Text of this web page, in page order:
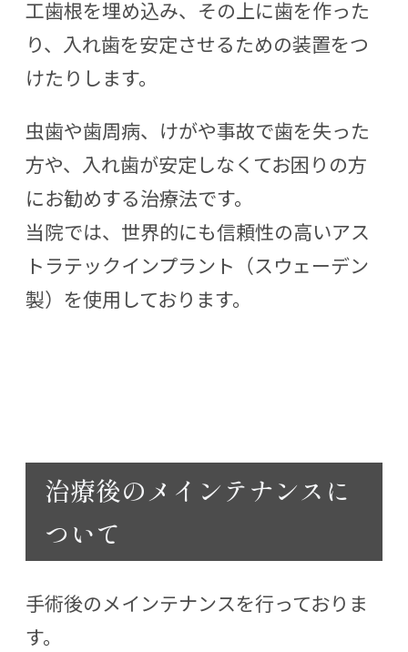
工歯根を埋め込み、その上に歯を作った
り、入れ歯を安定させるための装置をつ
けたりします。
虫歯や歯周病、けがや事故で歯を失った
方や、入れ歯が安定しなくてお困りの方
にお勧めする治療法です。
当院では、世界的にも信頼性の高いアス
トラテックインプラント（スウェーデン
製）を使用しております。
治療後のメインテナンスに
ついて
手術後のメインテナンスを行っておりま
す。